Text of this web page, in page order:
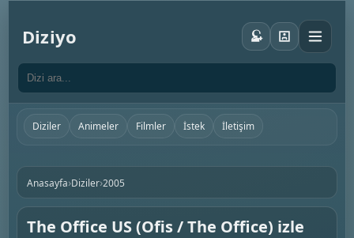
Diziyo
Diziler Animeler Filmler İstek İletişim
Anasayfa›Diziler›2005
The Office US (‎Ofis‎ / The Office) izle